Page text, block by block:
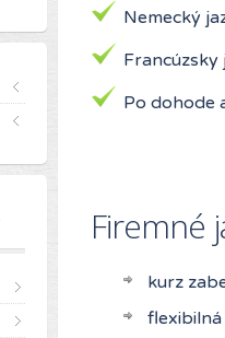
Nemecký
Francúzsky
Po dohode
Firemné
kurz
flexibilná